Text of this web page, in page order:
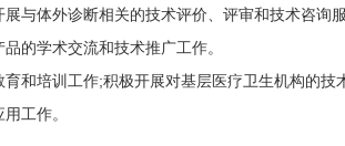
与体外诊断相关的技术评价、评审和技术咨询
的学术交流和技术推广工作。
和培训工作;积极开展对基层医疗卫生机构的技
工作。